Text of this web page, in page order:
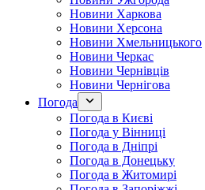
Новини Харкова
Новини Херсона
Новини Хмельницького
Новини Черкас
Новини Чернівців
Новини Чернігова
Погода
Погода в Києві
Погода у Вінниці
Погода в Дніпрі
Погода в Донецьку
Погода в Житомирі